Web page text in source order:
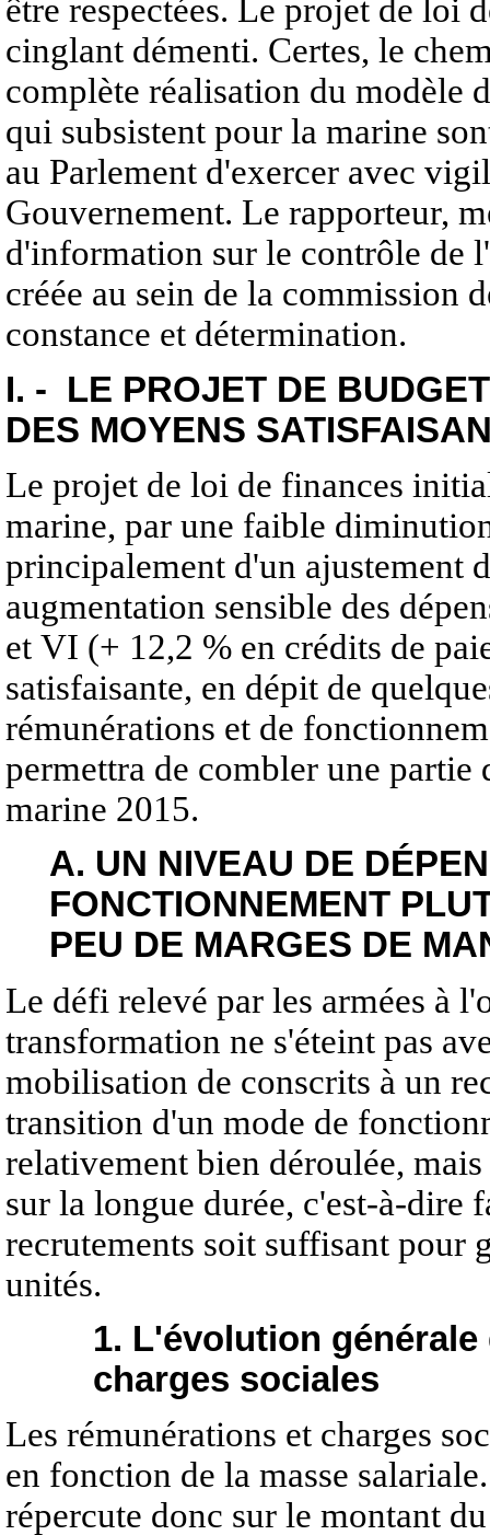
être respectées. Le projet de loi
cinglant démenti. Certes, le
complète réalisation du modèle
qui subsistent pour la marine
au Parlement d'exercer avec
Gouvernement. Le rapporteur,
d'information sur le contrôle de
créée au sein de la commission
constance et détermination.
I. - LE PROJET DE
DES MOYENS
Le projet de loi de finances
marine, par une faible
principalement d'un ajustement
augmentation sensible des
et VI (+ 12,2 % en crédits de
satisfaisante, en dépit de
rémunérations et de
permettra de combler une partie
marine 2015.
A. UN NIVEAU DE
FONCTIONNEMENT
PEU DE MARGES DE
Le défi relevé par les armées à
transformation ne s'éteint pas
mobilisation de conscrits à un
transition d'un mode de
relativement bien déroulée,
sur la longue durée, c'est-à-dire
recrutements soit suffisant pour
unités.
1. L'évolution
charges sociales
Les rémunérations et charges
en fonction de la masse
répercute donc sur le montant